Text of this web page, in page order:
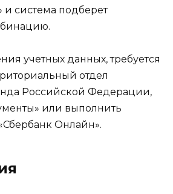
и система подберет
учетных данных, требуется
отдел
Российской Федерации,
или выполнить
Онлайн».